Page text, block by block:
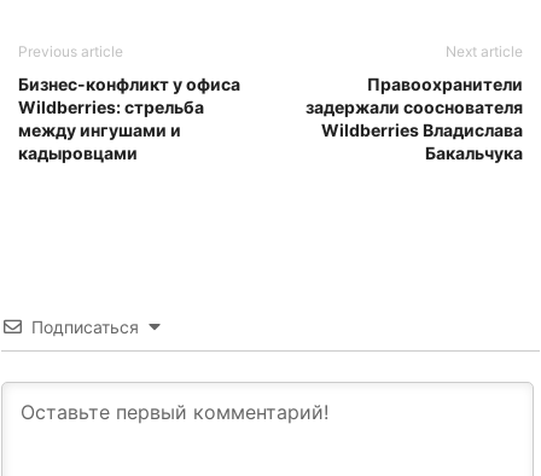
Previous article
Бизнес-конфликт у офиса
Wildberries: стрельба
между ингушами и
кадыровцами
Next article
Правоохранители
задержали сооснователя
Wildberries Владислава
Бакальчука
Подписаться